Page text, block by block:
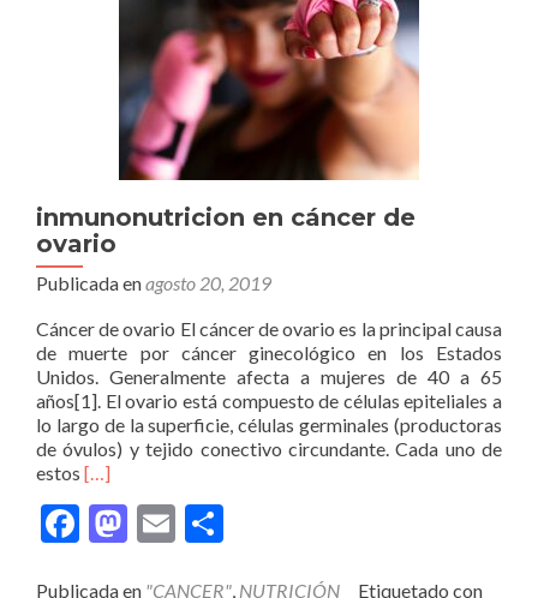
inmunonutricion en cáncer de
ovario
Publicada enagosto 20, 2019
Cáncer de ovario El cáncer de ovario es la principal causa
de muerte por cáncer ginecológico en los Estados
Unidos. Generalmente afecta a mujeres de 40 a 65
años[1]. El ovario está compuesto de células epiteliales a
lo largo de la superficie, células germinales (productoras
de óvulos) y tejido conectivo circundante. Cada uno de
estos Leer
en
cáncer
ovario
[…]
Facebook
Mastodon
Email
Publicada en "CANCER", NUTRICIÓN Etiquetado con